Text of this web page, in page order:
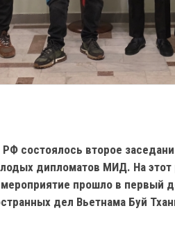
состоялось второе
дипломатов МИД. На
прошло в первый
дел Вьетнама Буй